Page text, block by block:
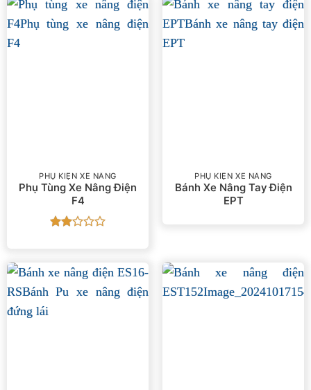
PHỤ KIỆN XE NÂNG
Phụ Tùng Xe Nâng Điện
F4
25
PHỤ KIỆN XE NÂNG
Bánh Xe Nâng Tay Điện
EPT